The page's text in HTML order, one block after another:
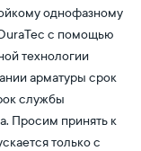
однофазному
с помощью
технологии
арматуры срок
службы
Просим принять к
только с